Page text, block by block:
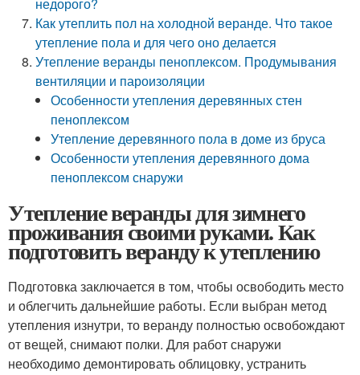
Как утеплить пол на холодной веранде. Что такое
утепление пола и для чего оно делается
Утепление веранды пеноплексом. Продумывания
вентиляции и пароизоляции
Особенности утепления деревянных стен
пеноплексом
Утепление деревянного пола в доме из бруса
Особенности утепления деревянного дома
пеноплексом снаружи
Утепление веранды для зимнего
проживания своими руками. Как
подготовить веранду к утеплению
Подготовка заключается в том, чтобы освободить место
и облегчить дальнейшие работы. Если выбран метод
утепления изнутри, то веранду полностью освобождают
от вещей, снимают полки. Для работ снаружи
необходимо демонтировать облицовку, устранить